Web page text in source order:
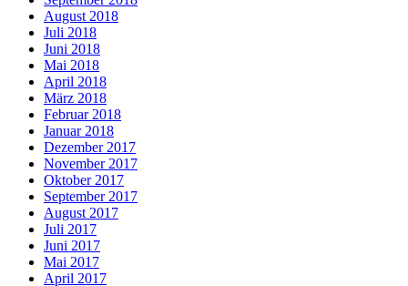
August 2018
Juli 2018
Juni 2018
Mai 2018
April 2018
März 2018
Februar 2018
Januar 2018
Dezember 2017
November 2017
Oktober 2017
September 2017
August 2017
Juli 2017
Juni 2017
Mai 2017
April 2017